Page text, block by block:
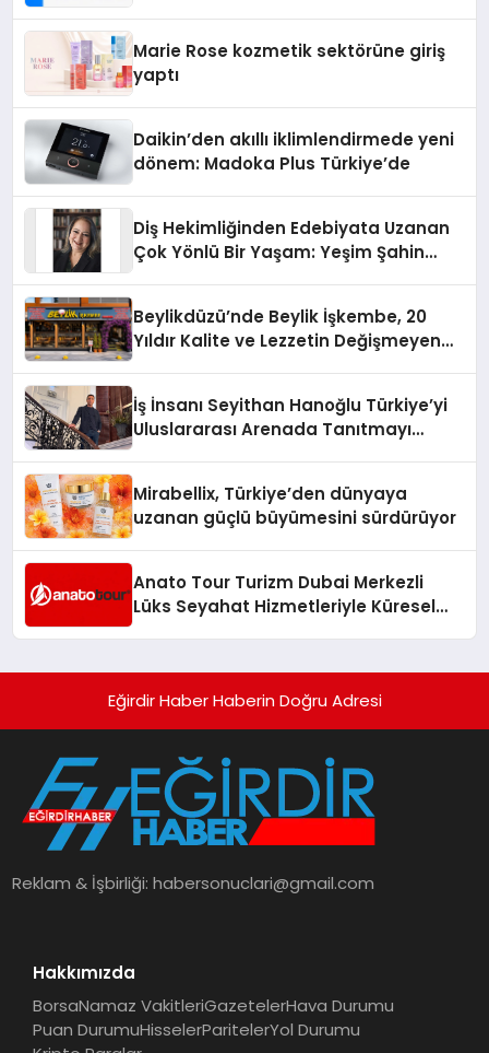
Marie Rose kozmetik sektörüne giriş
yaptı
Daikin’den akıllı iklimlendirmede yeni
dönem: Madoka Plus Türkiye’de
Diş Hekimliğinden Edebiyata Uzanan
Çok Yönlü Bir Yaşam: Yeşim Şahin
Beylikdüzü’nde Beylik İşkembe, 20
Yıldır Kalite ve Lezzetin Değişmeyen
İş İnsanı Seyithan Hanoğlu Türkiye’yi
Uluslararası Arenada Tanıtmayı
Mirabellix, Türkiye’den dünyaya
uzanan güçlü büyümesini sürdürüyor
Anato Tour Turizm Dubai Merkezli
Lüks Seyahat Hizmetleriyle Küresel
Eğirdir Haber Haberin Doğru Adresi
Reklam & İşbirliği:habersonuclari@gmail.com
Hakkımızda
BorsaNamaz VakitleriGazetelerHava Durumu
Puan DurumuHisselerParitelerYol Durumu